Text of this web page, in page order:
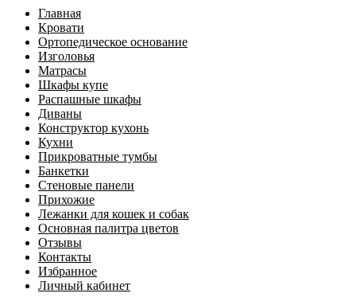
Главная
Кровати
Ортопедическое основание
Изголовья
Матрасы
Шкафы купе
Распашные шкафы
Диваны
Конструктор кухонь
Кухни
Прикроватные тумбы
Банкетки
Стеновые панели
Прихожие
Лежанки для кошек и собак
Основная палитра цветов
Отзывы
Контакты
Избранное
Личный кабинет